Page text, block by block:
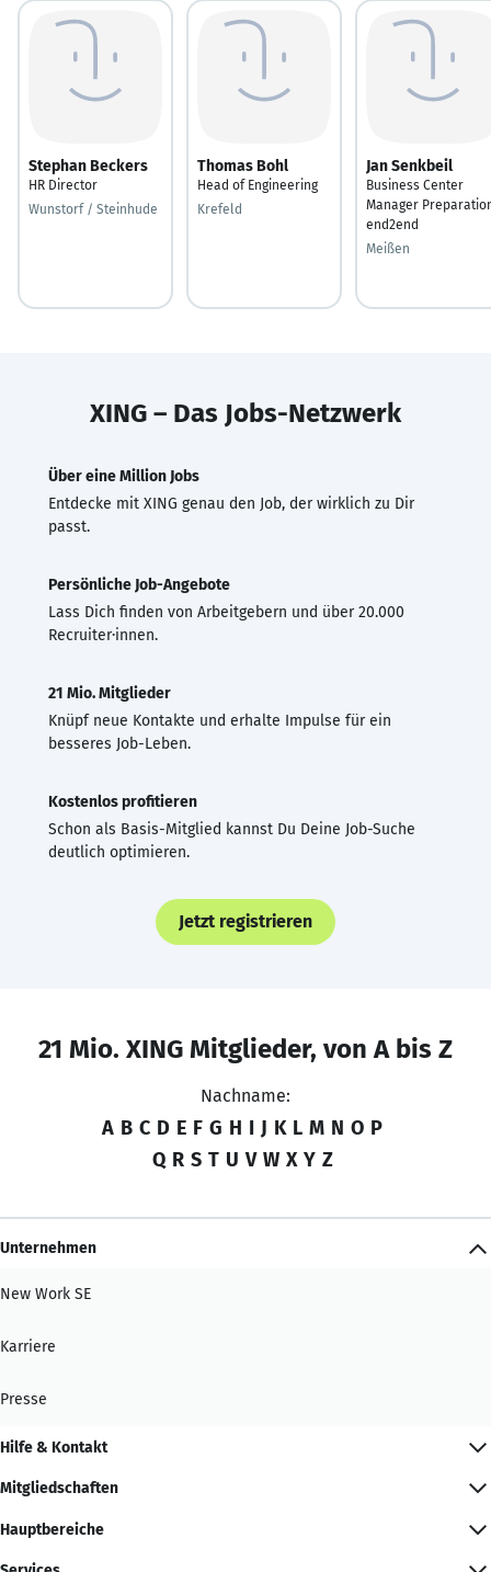
Stephan Beckers
HR Director
Wunstorf / Steinhude
Thomas Bohl
Head of Engineering
Krefeld
Jan Senkbeil
Business Center
Manager
end2end
Meißen
XING – Das Jobs-Netzwerk
Über eine Million Jobs
Entdecke mit XING genau den Job, der wirklich zu Dir
passt.
Persönliche Job-Angebote
Lass Dich finden von Arbeitgebern und über 20.000
Recruiter·innen.
21 Mio. Mitglieder
Knüpf neue Kontakte und erhalte Impulse für ein
besseres Job-Leben.
Kostenlos profitieren
Schon als Basis-Mitglied kannst Du Deine Job-Suche
deutlich optimieren.
Jetzt registrieren
21 Mio. XING Mitglieder, von A bis Z
Nachname:
A B C D E F G H I J K L M N O P
Q R S T U V W X Y Z
Unternehmen
New Work SE
Karriere
Presse
Hilfe & Kontakt
Mitgliedschaften
Hauptbereiche